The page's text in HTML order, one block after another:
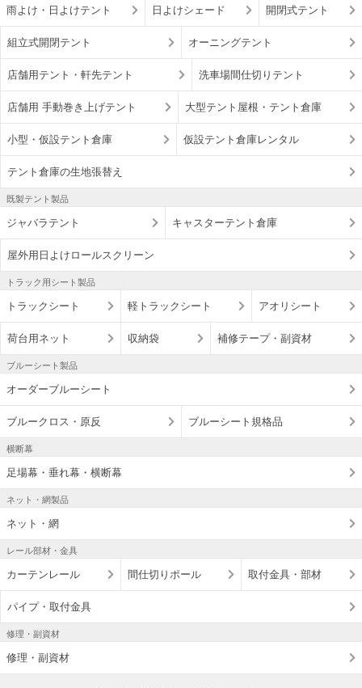
雨よけ・日よけテント 日よけシェード 開閉式テント
組立式開閉テント オーニングテント
店舗用テント・軒先テント 洗車場間仕切りテント
店舗用 手動巻き上げテント 大型テント屋根・テント倉庫
小型・仮設テント倉庫 仮設テント倉庫レンタル
テント倉庫の生地張替え
既製テント製品
ジャバラテント キャスターテント倉庫
屋外用日よけロールスクリーン
トラック用シート製品
トラックシート 軽トラックシート アオリシート
荷台用ネット 収納袋 補修テープ・副資材
ブルーシート製品
オーダーブルーシート
ブルークロス・原反 ブルーシート規格品
横断幕
足場幕・垂れ幕・横断幕
ネット・網製品
ネット・網
レール部材・金具
カーテンレール 間仕切りポール 取付金具・部材
パイプ・取付金具
修理・副資材
修理・副資材